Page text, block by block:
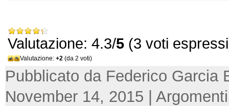
Valutazione: 4.3/5 (3 voti
Valutazione: +2 (da 2 voti)
Pubblicato da Federico Garcia
November 14, 2015 |